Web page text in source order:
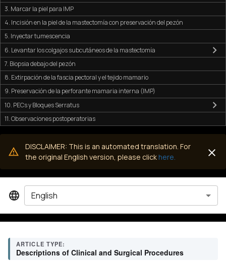
3. Marcar la piel para IMP
4. Incisión en la piel de la mastectomía con preservación del pezón
5. Inyectar tumescencia
6. Levantar los colgajos subcutáneos de la mastectomía
7. Biopsia debajo del pezón
8. Extirpación de la fascia pectoral y el tejido mamario
9. Preservación de la perforante mamaria interna (IMP)
10. PECs y Bloques Serratus
11. Observaciones postoperatorias
DISCLAIMER: This is an automated translation. For
the original English version, please click here.
ARTICLE TYPE:
Descriptions of Clinical and Surgical Procedures
English